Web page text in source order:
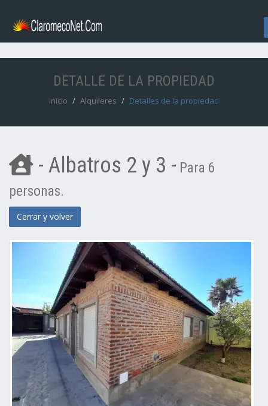
DETALLE DE LA PROPIEDAD
Inicio Alquileres Detalles de la propiedad
- Albatros 2 y 3 - Para 6
personas.
Cerrar y volver